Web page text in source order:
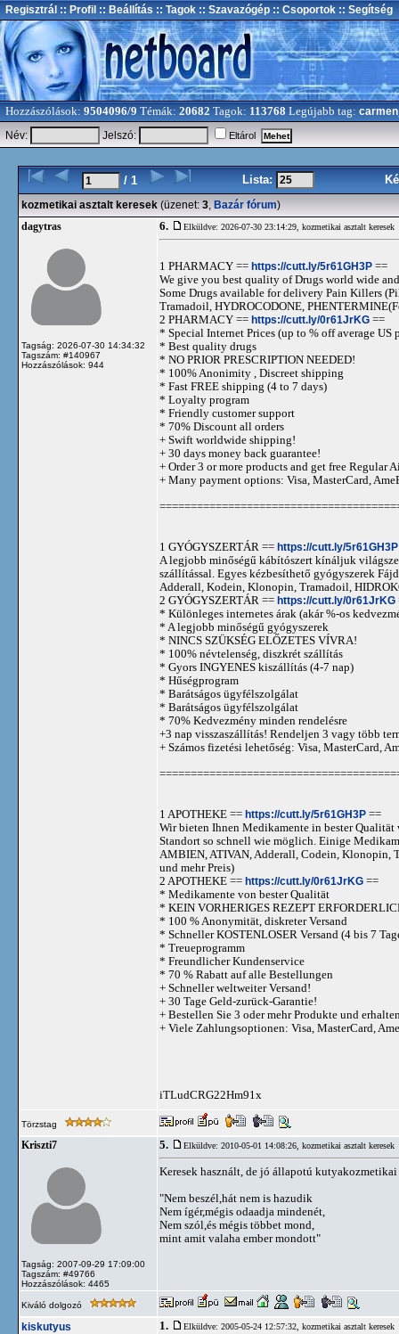
Regisztrál :: Profil :: Beállítás :: Tagok :: Szavazógép :: Csoportok :: Segítség
Hozzászólások: 9504096/9 Témák: 20682 Tagok: 113768 Legújabb tag:
Név:
Jelszó: Eltárol
/ 1 Lista:
kozmetikai asztalt keresek (üzenet: 3, Bazár fórum)
dagytras
Tagság: 2026-07-30 14:34:32
Tagszám: #140967
Hozzászólások: 944
6. Elküldve: 2026-07-30 23:14:29, kozmetikai asztalt keresek
1 PHARMACY == https://cutt.ly/5r61GH3P ==
We give you best quality of Drugs world wide
Some Drugs available for delivery Pain Killers
Tramadoil, HYDROCODONE,
2 PHARMACY == https://cutt.ly/0r61JrKG ==
* Special Internet Prices (up to % off average US
* Best quality drugs
* NO PRIOR PRESCRIPTION NEEDED!
* 100% Anonimity , Discreet shipping
* Fast FREE shipping (4 to 7 days)
* Loyalty program
* Friendly customer support
* 70% Discount all orders
+ Swift worldwide shipping!
+ 30 days money back guarantee!
+ Order 3 or more products and get free Regular
+ Many payment options: Visa, MasterCard,
1 GYÓGYSZERTÁR == https://cutt.ly/5r61GH3P
A legjobb minőségű kábítószert kínáljuk
szállítással. Egyes kézbesíthető gyógyszerek
Adderall, Kodein, Klonopin, Tramadoil,
2 GYÓGYSZERTÁR == https://cutt.ly/0r61JrKG
* Különleges internetes árak (akár %-os
* A legjobb minőségű gyógyszerek
* NINCS SZÜKSÉG ELŐZETES VÍVRA!
* 100% névtelenség, diszkrét szállítás
* Gyors INGYENES kiszállítás (4-7 nap)
* Hűségprogram
* Barátságos ügyfélszolgálat
* Barátságos ügyfélszolgálat
* 70% Kedvezmény minden rendelésre
+3 nap visszaszállítás! Rendeljen 3 vagy több
+ Számos fizetési lehetőség: Visa, MasterCard,
1 APOTHEKE == https://cutt.ly/5r61GH3P ==
Wir bieten Ihnen Medikamente in bester
Standort so schnell wie möglich. Einige
AMBIEN, ATIVAN, Adderall, Codein, Klonopin,
und mehr Preis)
2 APOTHEKE == https://cutt.ly/0r61JrKG ==
* Medikamente von bester Qualität
* KEIN VORHERIGES REZEPT
* 100 % Anonymität, diskreter Versand
* Schneller KOSTENLOSER Versand (4 bis 7
* Treueprogramm
* Freundlicher Kundenservice
* 70 % Rabatt auf alle Bestellungen
+ Schneller weltweiter Versand!
+ 30 Tage Geld-zurück-Garantie!
+ Bestellen Sie 3 oder mehr Produkte und
+ Viele Zahlungsoptionen: Visa, MasterCard,
iTLudCRG22Hm91x
Törzstag
Kriszti7
Tagság: 2007-09-29 17:09:00
Tagszám: #49766
Hozzászólások: 4465
5. Elküldve: 2010-05-01 14:08:26, kozmetikai asztalt keresek
Keresek használt, de jó állapotú
"Nem beszél,hát nem is hazudik
Nem ígér,mégis odaadja mindenét,
Nem szól,és mégis többet mond,
mint amit valaha ember mondott"
Kiváló dolgozó
kiskutyus 1. Elküldve: 2005-05-24 12:57:32, kozmetikai asztalt keresek